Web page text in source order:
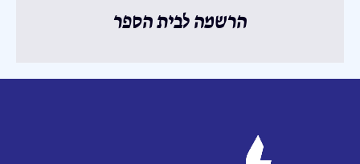
הרשמה לבית הספר